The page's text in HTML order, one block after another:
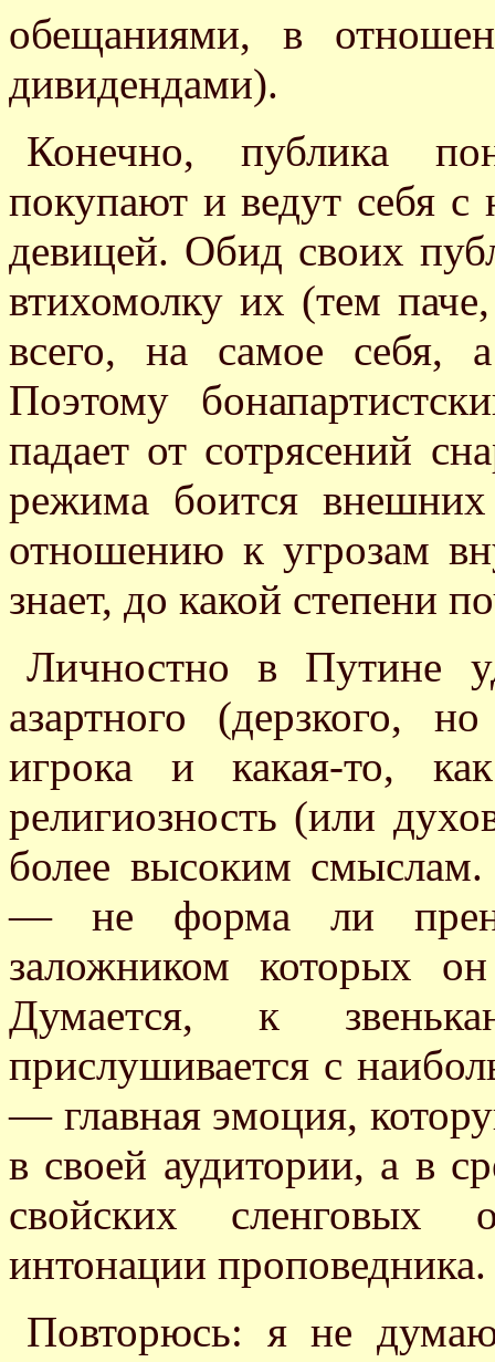
обещаниями, в
дивидендами).
Конечно, публика
покупают и ведут себя
девицей. Обид своих
втихомолку их (тем
всего, на самое себя,
Поэтому
падает от сотрясений
режима боится
отношению к угрозам
знает, до какой степени
Личностно в Путине
азартного (дерзкого,
игрока и какая-то,
религиозность (или
более высоким смыслам.
— не форма ли
заложником которых
Думается, к
прислушивается с
— главная эмоция,
в своей аудитории, а в
свойских сленговых
интонации проповедника.
Повторюсь: я не